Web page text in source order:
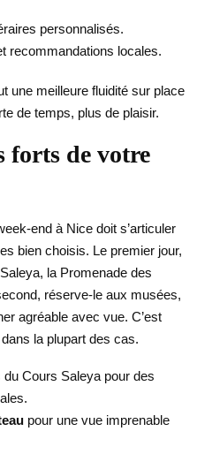
personnalisés.
recommandations locales.
une meilleure fluidité sur place
de temps, plus de plaisir.
forts de votre
end à Nice doit s’articuler
bien choisis. Le premier jour,
la Promenade des
réserve-le aux musées,
agréable avec vue. C’est
la plupart des cas.
Cours Saleya pour des
pour une vue imprenable